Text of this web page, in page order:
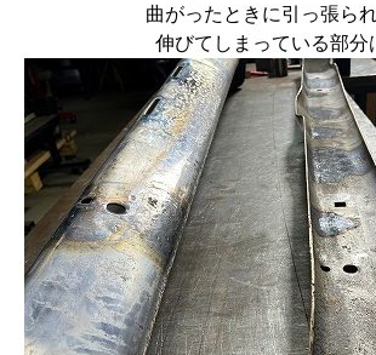
曲がったときに引っ張ら
伸びてしまっている部分